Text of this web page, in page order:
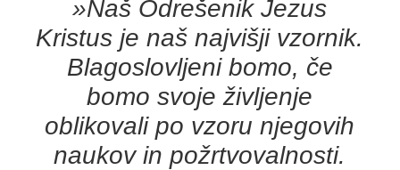
»Naš Odrešenik Jezus
Kristus je naš najvišji vzornik.
Blagoslovljeni bomo, če
bomo svoje življenje
oblikovali po vzoru njegovih
naukov in požrtvovalnosti.